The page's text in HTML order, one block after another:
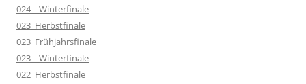
024__Winterfinale
023_Herbstfinale
023_Frühjahrsfinale
023__Winterfinale
022_Herbstfinale